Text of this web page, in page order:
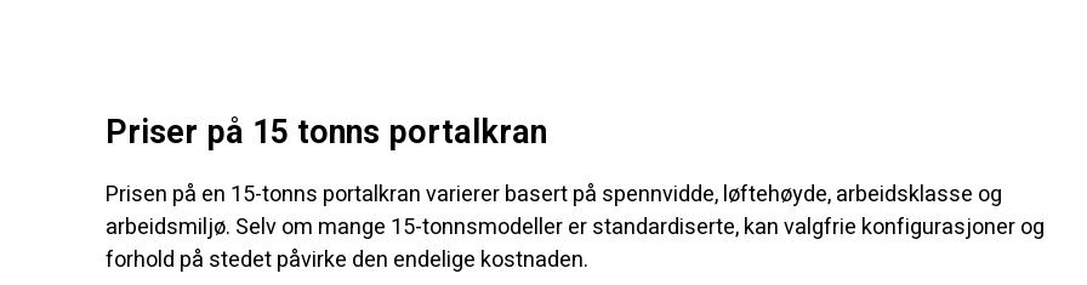
Priser på 15 tonns portalkran
Prisen på en 15-tonns portalkran varierer basert på spennvidde, løftehøyde, arbeidsklasse og
arbeidsmiljø. Selv om mange 15-tonnsmodeller er standardiserte, kan valgfrie konfigurasjoner og
forhold på stedet påvirke den endelige kostnaden.